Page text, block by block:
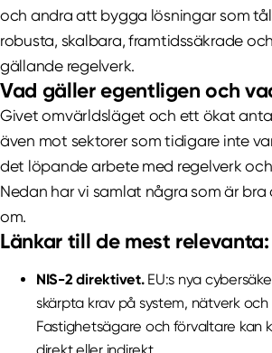
och andra att bygga lösningar som
robusta, skalbara, framtidssäkrade
gällande regelverk.
Vad gäller egentligen och
Givet omvärldsläget och ett ökat
även mot sektorer som tidigare inte
det löpande arbete med regelverk
Nedan har vi samlat några som är
om.
Länkar till de mest relevanta:
NIS-2 direktivet.EU:s nya
skärpta krav på system, nätverk och
Fastighetsägare och förvaltare kan